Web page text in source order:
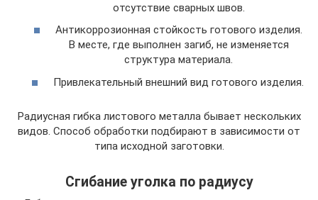
отсутствие сварных швов.
Антикоррозионная стойкость готового изделия.
В месте, где выполнен загиб, не изменяется
структура материала.
Привлекательный внешний вид готового изделия.
Радиусная гибка листового металла бывает нескольких
видов. Способ обработки подбирают в зависимости от
типа исходной заготовки.
Сгибание уголка по радиусу